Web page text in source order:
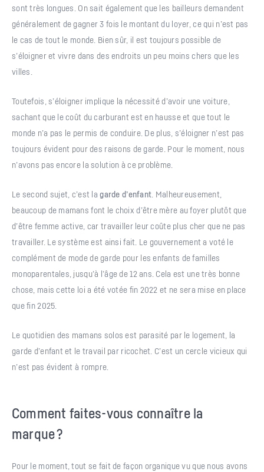
sont très longues. On sait également que les bailleurs demandent
généralement de gagner 3 fois le montant du loyer, ce qui n’est pas
le cas de tout le monde. Bien sûr, il est toujours possible de
s’éloigner et vivre dans des endroits un peu moins chers que les
villes.
Toutefois, s’éloigner implique la nécessité d’avoir une voiture,
sachant que le coût du carburant est en hausse et que tout le
monde n’a pas le permis de conduire. De plus, s’éloigner n’est pas
toujours évident pour des raisons de garde. Pour le moment, nous
n’avons pas encore la solution à ce problème.
Le second sujet, c’est lagarde d’enfant . Malheureusement,
beaucoup de mamans font le choix d’être mère au foyer plutôt que
d’être femme active, car travailler leur coûte plus cher que ne pas
travailler. Le système est ainsi fait. Le gouvernement a voté le
complément de mode de garde pour les enfants de familles
monoparentales, jusqu’à l’âge de 12 ans. Cela est une très bonne
chose, mais cette loi a été votée fin 2022 et ne sera mise en place
que fin 2025.
Le quotidien des mamans solos est parasité par le logement, la
garde d’enfant et le travail par ricochet. C’est un cercle vicieux qui
n’est pas évident à rompre.
Comment faites-vous connaître la
marque ?
Pour le moment, tout se fait de façon organique vu que nous avons